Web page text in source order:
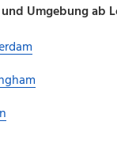
Umgebung ab